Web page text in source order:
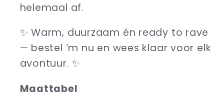
helemaal af.
✨ Warm, duurzaam én ready to rave
— bestel ‘m nu en wees klaar voor elk
avontuur. ✨
Maattabel